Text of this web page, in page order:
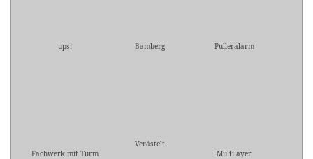
ups! Bamberg Pulleralarm
Fachwerk mit Turm
Verästelt
Multilayer